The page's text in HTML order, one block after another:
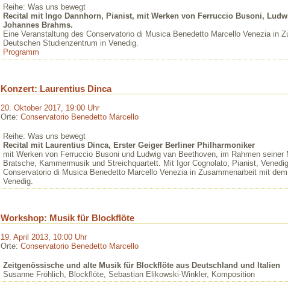
Reihe: Was uns bewegt
Recital mit Ingo Dannhorn, Pianist, mit Werken von Ferruccio Busoni,
Johannes Brahms.
Eine Veranstaltung des Conservatorio di Musica Benedetto Marcello Venezia in
Deutschen Studienzentrum in Venedig.
Programm
Konzert: Laurentius Dinca
20. Oktober 2017, 19:00 Uhr
Orte: Conservatorio Benedetto Marcello
Reihe: Was uns bewegt
Recital mit Laurentius Dinca, Erster Geiger Berliner Philharmoniker
mit Werken von Ferruccio Busoni und Ludwig van Beethoven, im Rahmen seiner
Bratsche, Kammermusik und Streichquartett. Mit Igor Cognolato, Pianist,
Conservatorio di Musica Benedetto Marcello Venezia in Zusammenarbeit mit
Venedig.
Workshop: Musik für Blockflöte
19. April 2013, 10:00 Uhr
Orte: Conservatorio Benedetto Marcello
Zeitgenössische und alte Musik für Blockflöte aus Deutschland und Italien
Susanne Fröhlich, Blockflöte, Sebastian Elikowski-Winkler, Komposition